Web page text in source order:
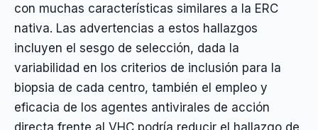
con muchas características similares a la ERC
nativa. Las advertencias a estos hallazgos
incluyen el sesgo de selección, dada la
variabilidad en los criterios de inclusión para la
biopsia de cada centro, también el empleo y
eficacia de los agentes antivirales de acción
directa frente al VHC podría reducir el hallazgo de